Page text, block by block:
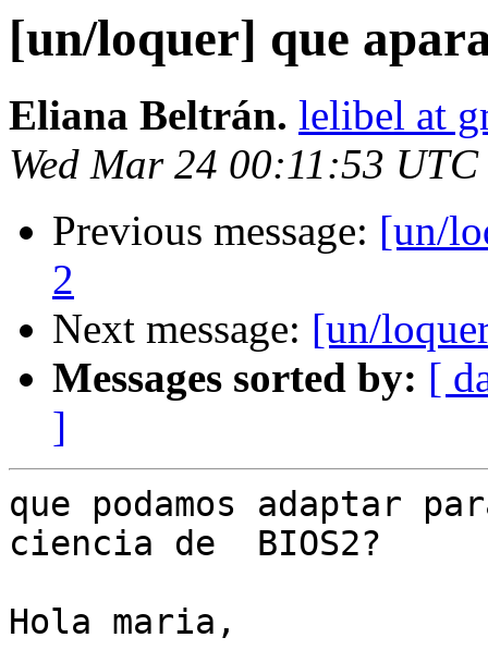
[un/loquer] que
Eliana Beltrán. lelibel at
Wed Mar 24 00:11:53
Previous message: [un/
2
Next message: [un/
Messages sorted by: [
]
que podamos adaptar
ciencia de  BIOS2?
Hola maria,